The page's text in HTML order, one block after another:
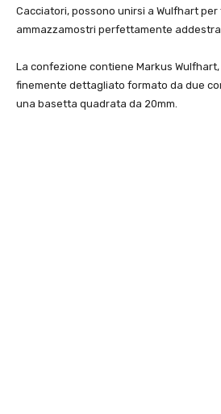
Cacciatori, possono unirsi a Wulfhart
ammazzamostri perfettamente
La confezione contiene Markus
finemente dettagliato formato da due
una basetta quadrata da 20mm.